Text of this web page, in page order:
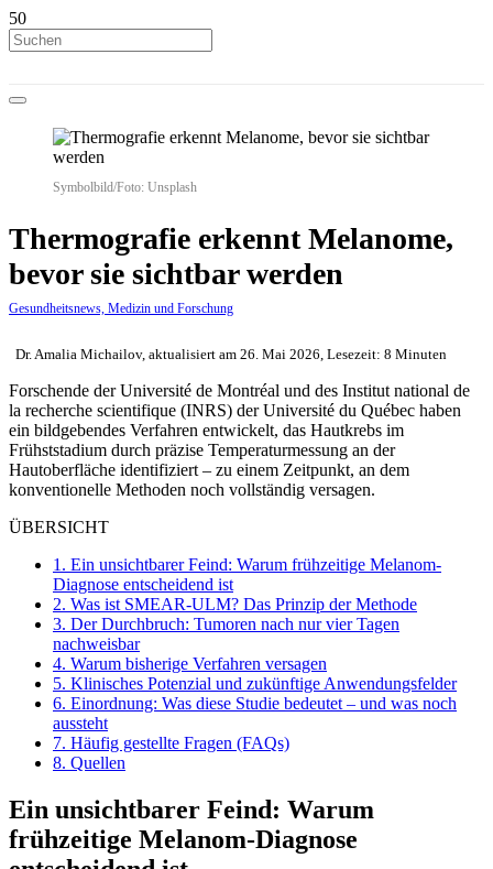
Symbolbild/Foto: Unsplash
Thermografie erkennt Melanome,
bevor sie sichtbar werden
Gesundheitsnews, Medizin und Forschung
Dr. Amalia Michailov, aktualisiert am 26. Mai 2026, Lesezeit: 8 Minuten
Forschende der Université de Montréal und des Institut national de
la recherche scientifique (INRS) der Université du Québec haben
ein bildgebendes Verfahren entwickelt, das Hautkrebs im
Frühststadium durch präzise Temperaturmessung an der
Hautoberfläche identifiziert – zu einem Zeitpunkt, an dem
konventionelle Methoden noch vollständig versagen.
ÜBERSICHT
1. Ein unsichtbarer Feind: Warum frühzeitige Melanom-
Diagnose entscheidend ist
2. Was ist SMEAR-ULM? Das Prinzip der Methode
3. Der Durchbruch: Tumoren nach nur vier Tagen
nachweisbar
4. Warum bisherige Verfahren versagen
5. Klinisches Potenzial und zukünftige Anwendungsfelder
6. Einordnung: Was diese Studie bedeutet – und was noch
aussteht
7. Häufig gestellte Fragen (FAQs)
8. Quellen
Ein unsichtbarer Feind: Warum
frühzeitige Melanom-Diagnose